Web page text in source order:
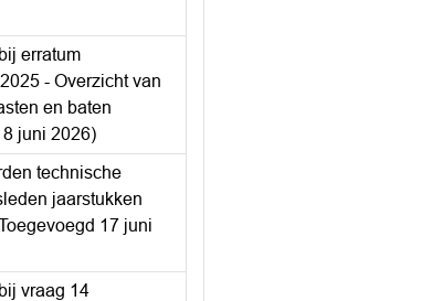
erratum
- Overzicht van
en baten
juni 2026)
technische
jaarstukken
17 juni
vraag 14